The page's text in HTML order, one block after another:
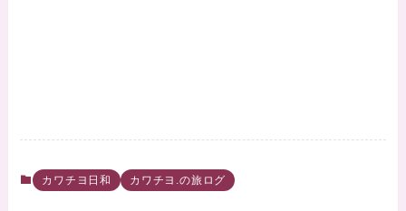
カワチヨ日和 カワチヨ.の旅ログ